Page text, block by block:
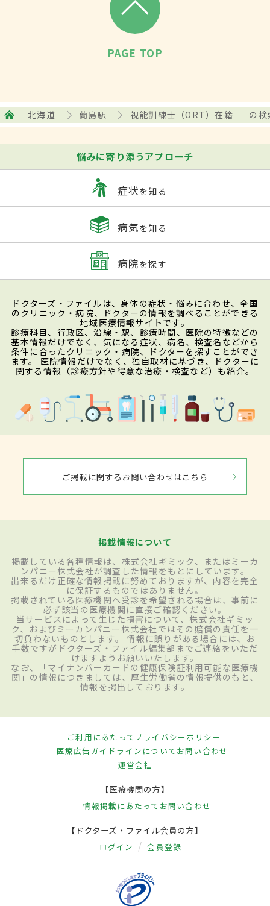
PAGE TOP
北海道 蘭島駅 視能訓練士（ORT）在籍 の検
悩みに寄り添うアプローチ
症状を知る
病気を知る
病院を探す
ドクターズ・ファイルは、身体の症状・悩みに合わせ、全国
のクリニック・病院、ドクターの情報を調べることができる
地域医療情報サイトです。
診療科目、行政区、沿線・駅、診療時間、医院の特徴などの
基本情報だけでなく、気になる症状、病名、検査名などから
条件に合ったクリニック・病院、ドクターを探すことができ
ます。 医院情報だけでなく、独自取材に基づき、ドクターに
関する情報（診療方針や得意な治療・検査など）も紹介。
ご掲載に関するお問い合わせはこちら
掲載情報について
掲載している各種情報は、株式会社ギミック、またはミーカ
ンパニー株式会社が調査した情報をもとにしています。
出来るだけ正確な情報掲載に努めておりますが、内容を完全
に保証するものではありません。
掲載されている医療機関へ受診を希望される場合は、事前に
必ず該当の医療機関に直接ご確認ください。
当サービスによって生じた損害について、株式会社ギミッ
ク、およびミーカンパニー株式会社ではその賠償の責任を一
切負わないものとします。 情報に誤りがある場合には、お
手数ですがドクターズ・ファイル編集部までご連絡をいただ
けますようお願いいたします。
なお、「マイナンバーカードの健康保険証利用可能な医療機
関」の情報につきましては、厚生労働省の情報提供のもと、
情報を掲出しております。
ご利用にあたってプライバシーポリシー
医療広告ガイドラインについてお問い合わせ
運営会社
【医療機関の方】
情報掲載にあたって お問い合わせ
【ドクターズ・ファイル会員の方】
ログイン 会員登録